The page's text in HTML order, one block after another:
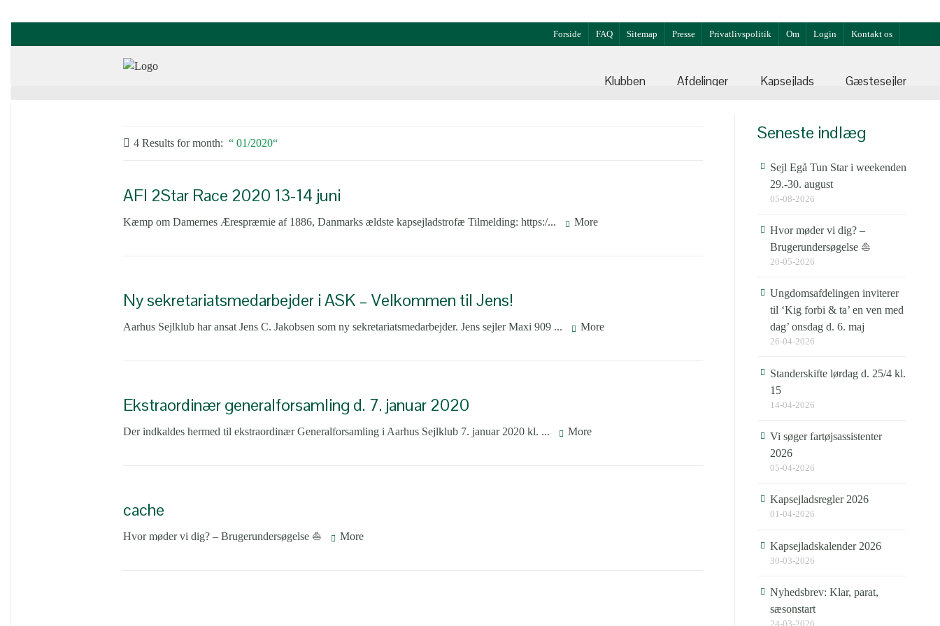
Forside FAQ Sitemap Presse Privatlivspolitik Om Login Kontakt os
Klubben Afdelinger Kapsejlads Gæstesejler
4 Results formonth: 01/2020
AFI 2Star Race 2020 13-14 juni
Kæmp om Damernes Ærespræmie af 1886, Danmarks ældste kapsejladstrofæ Tilmelding: https:/... More
Ny sekretariatsmedarbejder i ASK – Velkommen til Jens!
Aarhus Sejlklub har ansat Jens C. Jakobsen som ny sekretariatsmedarbejder. Jens sejler Maxi 909 ... More
Ekstraordinær generalforsamling d. 7. januar 2020
Der indkaldes hermed til ekstraordinær Generalforsamling i Aarhus Sejlklub 7. januar 2020 kl. ... More
cache
Hvor møder vi dig? – Brugerundersøgelse ⛵ More
Seneste indlæg
Sejl Egå Tun Star i weekenden
29.-30. august
05-08-2026
Hvor møder vi dig? –
Brugerundersøgelse ⛵
20-05-2026
Ungdomsafdelingen inviterer
til ‘Kig forbi & ta’ en ven med
dag’ onsdag d. 6. maj
26-04-2026
Standerskifte lørdag d. 25/4 kl.
15
14-04-2026
Vi søger fartøjsassistenter
2026
05-04-2026
Kapsejladsregler 2026
01-04-2026
Kapsejladskalender 2026
30-03-2026
Nyhedsbrev: Klar, parat,
sæsonstart
24-03-2026